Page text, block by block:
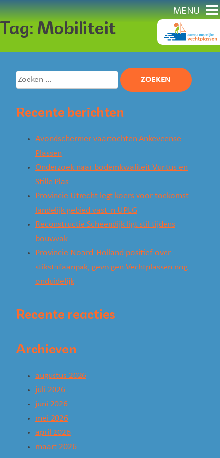
naar
content
MENU
Tag: Mobiliteit
Zoeken
naar:
Recente berichten
Avondschermer vaartochten Ankeveense
Plassen
Onderzoek naar bodemkwaliteit Vuntus en
Stille Plas
Provincie Utrecht legt koers voor toekomst
landelijk gebied vast in UPLG
Reconstructie Scheendijk ligt stil tijdens
bouwvak
Provincie Noord-Holland positief over
stikstofaanpak, gevolgen Vechtplassen nog
onduidelijk
Recente reacties
Archieven
augustus 2026
juli 2026
juni 2026
mei 2026
april 2026
maart 2026